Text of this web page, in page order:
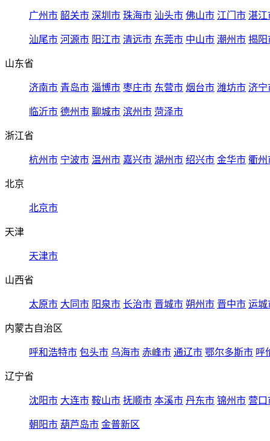
广州市 韶关市 深圳市 珠海市 汕头市 佛山市 江门市 湛江
汕尾市 河源市 阳江市 清远市 东莞市 中山市 潮州市 揭阳
山东省
济南市 青岛市 淄博市 枣庄市 东营市 烟台市 潍坊市 济宁
临沂市 德州市 聊城市 滨州市 菏泽市
浙江省
杭州市 宁波市 温州市 嘉兴市 湖州市 绍兴市 金华市 衢州
北京
北京市
天津
天津市
山西省
太原市 大同市 阳泉市 长治市 晋城市 朔州市 晋中市 运城
内蒙古自治区
呼和浩特市 包头市 乌海市 赤峰市 通辽市 鄂尔多斯市 呼
辽宁省
沈阳市 大连市 鞍山市 抚顺市 本溪市 丹东市 锦州市 营口
朝阳市 葫芦岛市 金普新区